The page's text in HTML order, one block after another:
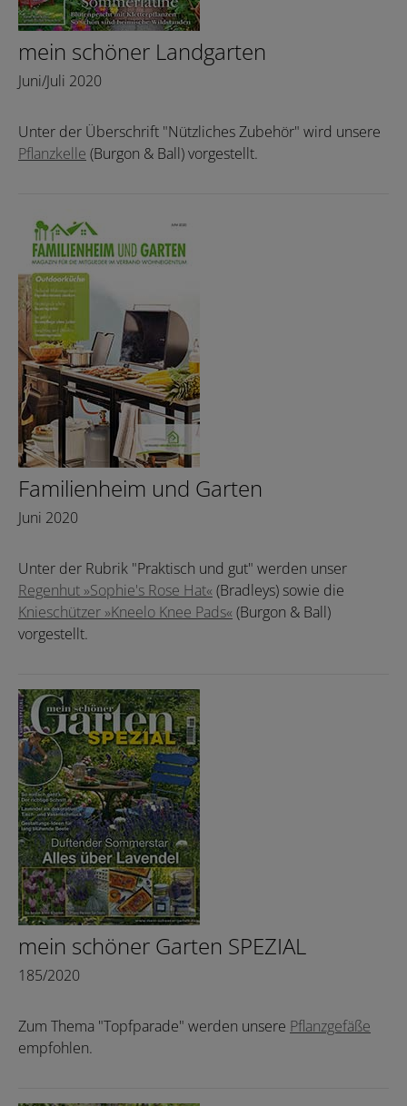
mein schöner Landgarten
Juni/Juli 2020
Unter der Überschrift "Nützliches Zubehör" wird unsere
Pflanzkelle (Burgon & Ball) vorgestellt.
Familienheim und Garten
Juni 2020
Unter der Rubrik "Praktisch und gut" werden unser
Regenhut »Sophie's Rose Hat« (Bradleys) sowie die
Knieschützer »Kneelo Knee Pads« (Burgon & Ball)
vorgestellt.
mein schöner Garten SPEZIAL
185/2020
Zum Thema "Topfparade" werden unsere Pflanzgefäße
empfohlen.